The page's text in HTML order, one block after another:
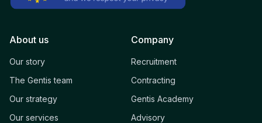
About us
Our story
The Gentis team
Our strategy
Our services
Company
Recruitment
Contracting
Gentis Academy
Advisory